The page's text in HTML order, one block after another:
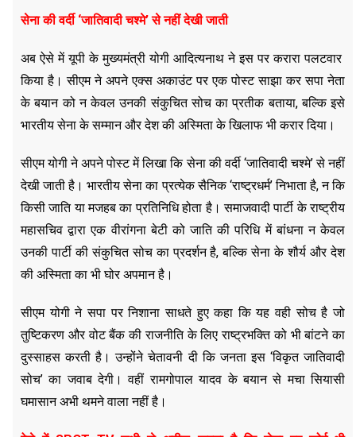
सेना की वर्दी ‘जातिवादी चश्मे’ से नहीं देखी जाती
अब ऐसे में यूपी के मुख्यमंत्री योगी आदित्यनाथ ने इस पर करारा पलटवार
किया है। सीएम ने अपने एक्स अकाउंट पर एक पोस्ट साझा कर सपा नेता
के बयान को न केवल उनकी संकुचित सोच का प्रतीक बताया, बल्कि इसे
भारतीय सेना के सम्मान और देश की अस्मिता के खिलाफ भी करार दिया।
सीएम योगी ने अपने पोस्ट में लिखा कि सेना की वर्दी ‘जातिवादी चश्मे’ से नहीं
देखी जाती है। भारतीय सेना का प्रत्येक सैनिक ‘राष्ट्रधर्म’ निभाता है, न कि
किसी जाति या मजहब का प्रतिनिधि होता है। समाजवादी पार्टी के राष्ट्रीय
महासचिव द्वारा एक वीरांगना बेटी को जाति की परिधि में बांधना न केवल
उनकी पार्टी की संकुचित सोच का प्रदर्शन है, बल्कि सेना के शौर्य और देश
की अस्मिता का भी घोर अपमान है।
सीएम योगी ने सपा पर निशाना साधते हुए कहा कि यह वही सोच है जो
तुष्टिकरण और वोट बैंक की राजनीति के लिए राष्ट्रभक्ति को भी बांटने का
दुस्साहस करती है। उन्होंने चेतावनी दी कि जनता इस ‘विकृत जातिवादी
सोच’ का जवाब देगी। वहीं रामगोपाल यादव के बयान से मचा सियासी
घमासान अभी थमने वाला नहीं है।